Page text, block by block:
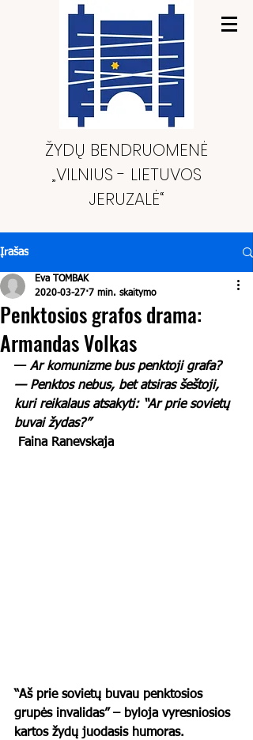
ŽYDŲ BENDRUOMENĖ
„VILNIUS - LIETUVOS
JERUZALĖ“
Įrašas
Penktosios grafos drama:
Armandas Volkas
Eva TOMBAK
2020-03-27 7 min. skaitymo
— Ar komunizme bus penktoji grafa?
— Penktos nebus, bet atsiras šeštoji,
kuri reikalaus atsakyti: “Ar prie sovietų
buvai žydas?”
Faina Ranevskaja
“Aš prie sovietų buvau penktosios
grupės invalidas” – byloja vyresniosios
kartos žydų juodasis humoras.